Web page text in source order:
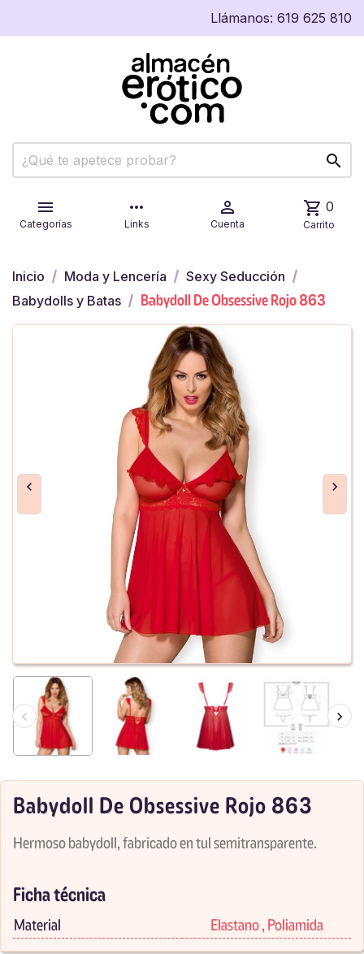
Llámanos: 619 625 810


Categorías
more_horiz
Links

Cuenta
shopping_cart 0
Carrito
Inicio Moda y Lencería
Sexy Seducción
Babydolls y Batas
Babydoll De Obsessive Rojo 863
Babydoll De Obsessive Rojo 863
Hermoso babydoll, fabricado en tul semitransparente.
Ficha técnica
Material Elastano , Poliamida